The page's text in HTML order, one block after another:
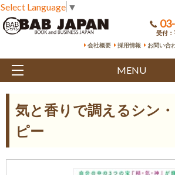
Select Language ▼
受付
会社概要
採用情報 お問い合
MENU
気と香りで調えるシン
ピー